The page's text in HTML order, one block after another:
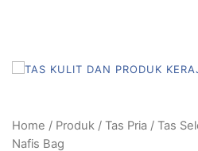
Home / Produk / Tas Pria / Tas
Nafis Bag